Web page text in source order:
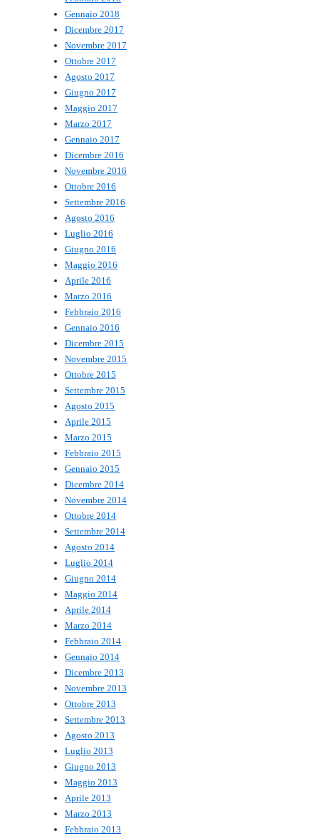
Gennaio 2018
Dicembre 2017
Novembre 2017
Ottobre 2017
Agosto 2017
Giugno 2017
Maggio 2017
Marzo 2017
Gennaio 2017
Dicembre 2016
Novembre 2016
Ottobre 2016
Settembre 2016
Agosto 2016
Luglio 2016
Giugno 2016
Maggio 2016
Aprile 2016
Marzo 2016
Febbraio 2016
Gennaio 2016
Dicembre 2015
Novembre 2015
Ottobre 2015
Settembre 2015
Agosto 2015
Aprile 2015
Marzo 2015
Febbraio 2015
Gennaio 2015
Dicembre 2014
Novembre 2014
Ottobre 2014
Settembre 2014
Agosto 2014
Luglio 2014
Giugno 2014
Maggio 2014
Aprile 2014
Marzo 2014
Febbraio 2014
Gennaio 2014
Dicembre 2013
Novembre 2013
Ottobre 2013
Settembre 2013
Agosto 2013
Luglio 2013
Giugno 2013
Maggio 2013
Aprile 2013
Marzo 2013
Febbraio 2013